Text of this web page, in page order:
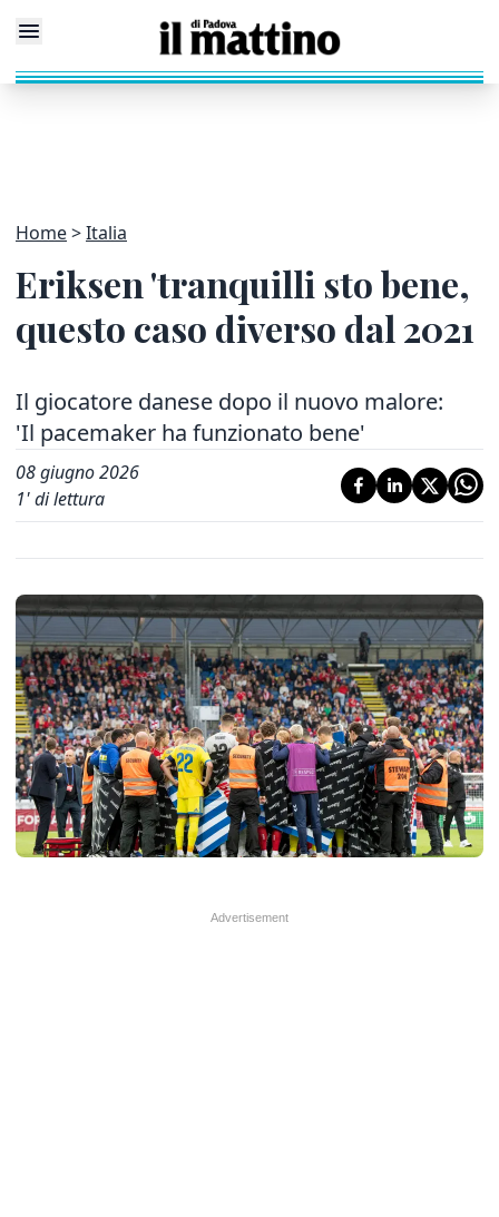
Home Italia
Eriksen 'tranquilli sto bene,
questo caso diverso dal 2021
Il giocatore danese dopo il nuovo malore:
'Il pacemaker ha funzionato bene'
08 giugno 2026
1' di lettura